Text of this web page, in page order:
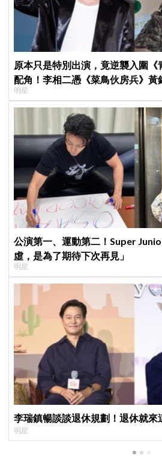
原本只是特別出演，竟逆襲入圍《
配角！李相二憑《菜鳥伙房兵》黃
演」傳奇
明星
公演第一、運動第二！Super
虛，是為了期待下次再見」
明星
李瑞鎮暢談談退休規劃！退休就來
明星